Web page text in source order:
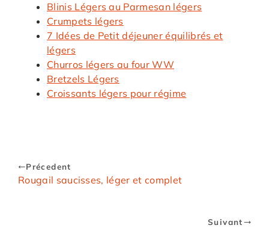
Blinis Légers au Parmesan légers
Crumpets légers
7 Idées de Petit déjeuner équilibrés et
légers
Churros légers au four WW
Bretzels Légers
Croissants légers pour régime
Précedent
Rougail saucisses, léger et complet
Suivant